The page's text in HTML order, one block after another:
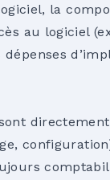
la
au logiciel